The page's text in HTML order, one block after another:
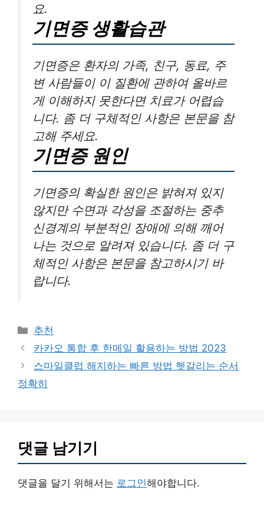
요.
기면증 생활습관
기면증은 환자의 가족, 친구, 동료, 주
변 사람들이 이 질환에 관하여 올바르
게 이해하지 못한다면 치료가 어렵습
니다. 좀 더 구체적인 사항은 본문을 참
고해 주세요.
기면증 원인
기면증의 확실한 원인은 밝혀져 있지
않지만 수면과 각성을 조절하는 중추
신경계의 부분적인 장애에 의해 깨어
나는 것으로 알려져 있습니다. 좀 더 구
체적인 사항은 본문을 참고하시기 바
랍니다.
카
테
고
리
추천
카카오 통합 후 한메일 활용하는 방법 2023
스마일클럽 해지하는 빠른 방법 헷갈리는 순서
정확히
댓글 남기기
댓글을 달기 위해서는 로그인해야합니다.